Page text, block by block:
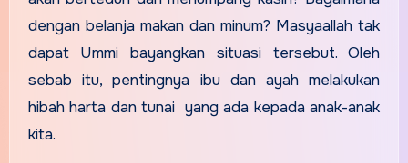
dengan belanja makan dan minum? Masyaallah tak
dapat Ummi bayangkan situasi tersebut. Oleh
sebab itu, pentingnya ibu dan ayah melakukan
hibah harta dan tunai yang ada kepada anak-anak
kita.